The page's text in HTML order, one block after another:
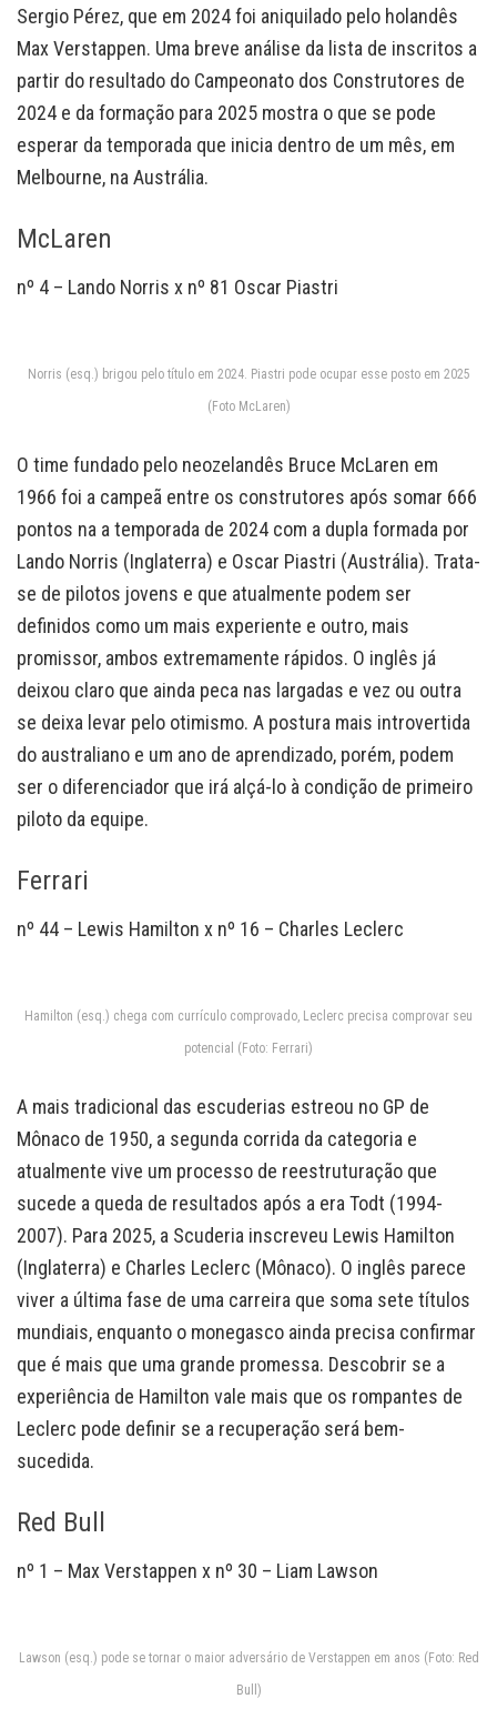
Sergio Pérez, que em 2024 foi aniquilado pelo holandês
Max Verstappen. Uma breve análise da lista de inscritos a
partir do resultado do Campeonato dos Construtores de
2024 e da formação para 2025 mostra o que se pode
esperar da temporada que inicia dentro de um mês, em
Melbourne, na Austrália.
McLaren
nº 4 – Lando Norris x nº 81 Oscar Piastri
Norris (esq.) brigou pelo título em 2024. Piastri pode ocupar esse posto em 2025
(Foto McLaren)
O time fundado pelo neozelandês Bruce McLaren em
1966 foi a campeã entre os construtores após somar 666
pontos na a temporada de 2024 com a dupla formada por
Lando Norris (Inglaterra) e Oscar Piastri (Austrália). Trata-
se de pilotos jovens e que atualmente podem ser
definidos como um mais experiente e outro, mais
promissor, ambos extremamente rápidos. O inglês já
deixou claro que ainda peca nas largadas e vez ou outra
se deixa levar pelo otimismo. A postura mais introvertida
do australiano e um ano de aprendizado, porém, podem
ser o diferenciador que irá alçá-lo à condição de primeiro
piloto da equipe.
Ferrari
nº 44 – Lewis Hamilton x nº 16 – Charles Leclerc
Hamilton (esq.) chega com currículo comprovado, Leclerc precisa comprovar seu
potencial (Foto: Ferrari)
A mais tradicional das escuderias estreou no GP de
Mônaco de 1950, a segunda corrida da categoria e
atualmente vive um processo de reestruturação que
sucede a queda de resultados após a era Todt (1994-
2007). Para 2025, a Scuderia inscreveu Lewis Hamilton
(Inglaterra) e Charles Leclerc (Mônaco). O inglês parece
viver a última fase de uma carreira que soma sete títulos
mundiais, enquanto o monegasco ainda precisa confirmar
que é mais que uma grande promessa. Descobrir se a
experiência de Hamilton vale mais que os rompantes de
Leclerc pode definir se a recuperação será bem-
sucedida.
Red Bull
nº 1 – Max Verstappen x nº 30 – Liam Lawson
Lawson (esq.) pode se tornar o maior adversário de Verstappen em anos (Foto: Red
Bull)